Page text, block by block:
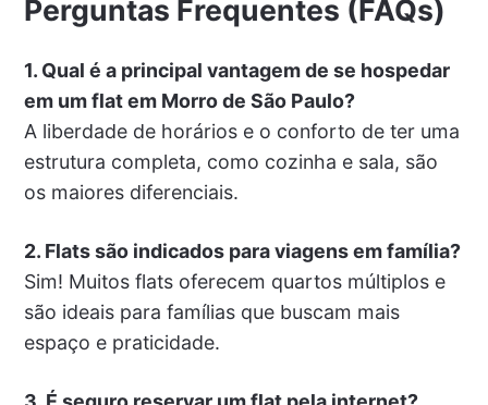
Perguntas Frequentes (FAQs)
1. Qual é a principal vantagem de se hospedar
em um flat em Morro de São Paulo?
A liberdade de horários e o conforto de ter uma
estrutura completa, como cozinha e sala, são
os maiores diferenciais.
2. Flats são indicados para viagens em família?
Sim! Muitos flats oferecem quartos múltiplos e
são ideais para famílias que buscam mais
espaço e praticidade.